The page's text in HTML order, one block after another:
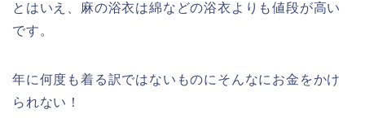
とはいえ、麻の浴衣は綿などの浴衣よりも値段が高い
です。
年に何度も着る訳ではないものにそんなにお金をかけ
られない！